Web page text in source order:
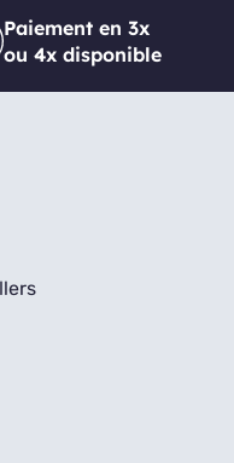
Paiement en 3x
ou 4x disponible